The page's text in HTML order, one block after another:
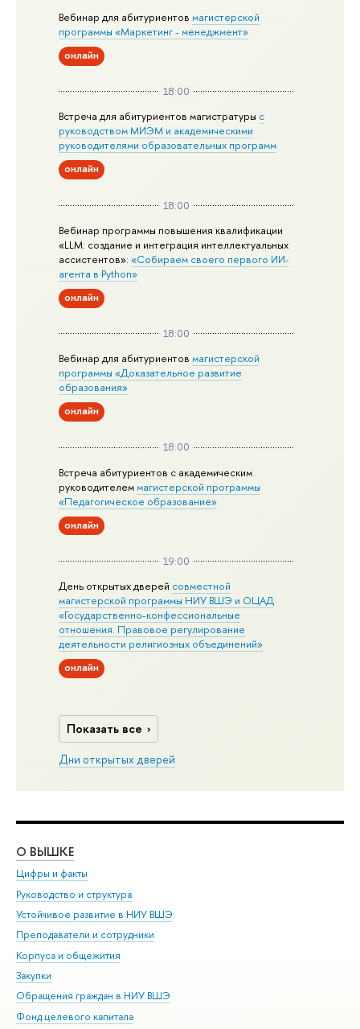
Вебинар для абитуриентовмагистерской
программы «Маркетинг - менеджмент»
онлайн
18:00
Встреча для абитуриентов магистратуры с
руководством МИЭМ и академическими
руководителями образовательных программ
онлайн
18:00
Вебинар программы повышения квалификации
«LLM: создание и интеграция интеллектуальных
ассистентов»:«Собираем своего первого ИИ-
агента в Python»
онлайн
18:00
Вебинар для абитуриентовмагистерской
программы «Доказательное развитие
образования»
онлайн
18:00
Встреча абитуриентов с академическим
руководителем магистерской программы
«Педагогическое образование»
онлайн
19:00
День открытых дверей совместной
магистерской программы НИУ ВШЭ и ОЦАД
«Государственно-конфессиональные
отношения. Правовое регулирование
деятельности религиозных объединений»
онлайн
Показать все
Дни открытых дверей
О ВЫШКЕ
Цифры и факты
Руководство и структура
Устойчивое развитие в НИУ ВШЭ
Преподаватели и сотрудники
Корпуса и общежития
Закупки
Обращения граждан в НИУ ВШЭ
Фонд целевого капитала